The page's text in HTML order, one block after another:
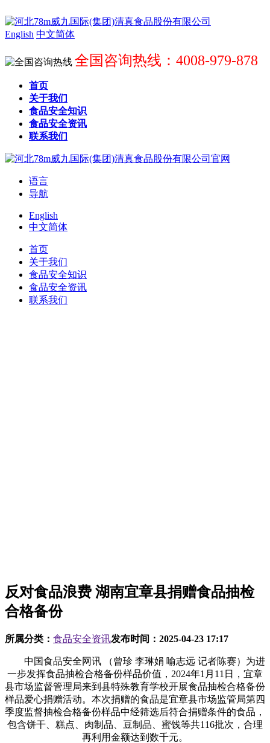
English 中文简体
全国咨询热线：4008-979-878
首页
关于我们
食品安全知识
食品安全资讯
联系我们
语言
导航
English
中文简体
首页
关于我们
食品安全知识
食品安全资讯
联系我们
反对食品浪费 湖南宜章县捐赠食品抽检
合格备份
所属分类： 食品安全资讯发布时间： 2025-04-23 17:17
中国食品安全网讯 （曾珍 李琳娟 喻志远 记者陈赛）为进
一步发挥食品抽检合格备份样品价值，2024年1月11日，宜章
县市场监督管理局来到县特殊教育学校开展食品抽检合格备份
样品爱心捐赠活动。本次捐赠的食品是宜章县市场监管局第四
季度监督抽检合格备份样品中经筛选后符合捐赠条件的食品，
包含饼干、糕点、肉制品、豆制品、蜜饯等共116批次，合理
再利用金额达到数千元。